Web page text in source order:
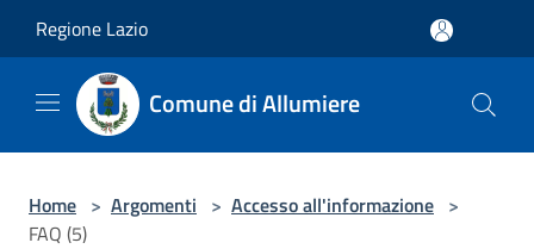
Regione Lazio
Comune di Allumiere
Home > Argomenti > Accesso all'informazione >
FAQ (5)